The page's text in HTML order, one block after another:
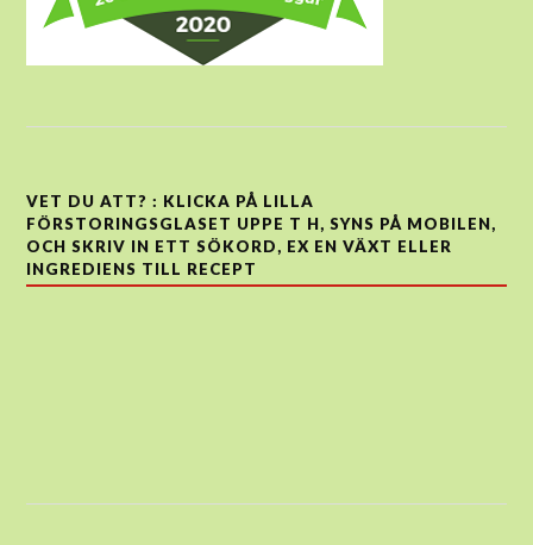
VET DU ATT? : KLICKA PÅ LILLA
FÖRSTORINGSGLASET UPPE T H, SYNS PÅ MOBILEN,
OCH SKRIV IN ETT SÖKORD, EX EN VÄXT ELLER
INGREDIENS TILL RECEPT